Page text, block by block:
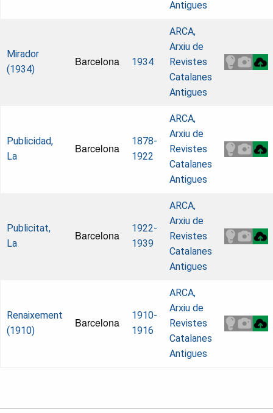
Antigues
Mirador
(1934)
Barcelona 1934
ARCA,
Arxiu de
Revistes
Catalanes
Antigues
Publicidad,
La
Barcelona
1878-
1922
ARCA,
Arxiu de
Revistes
Catalanes
Antigues
Publicitat,
La
Barcelona
1922-
1939
ARCA,
Arxiu de
Revistes
Catalanes
Antigues
Renaixement
(1910)
Barcelona
1910-
1916
ARCA,
Arxiu de
Revistes
Catalanes
Antigues